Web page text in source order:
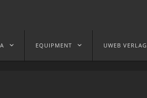
EQUIPMENT UWEB VERLAG